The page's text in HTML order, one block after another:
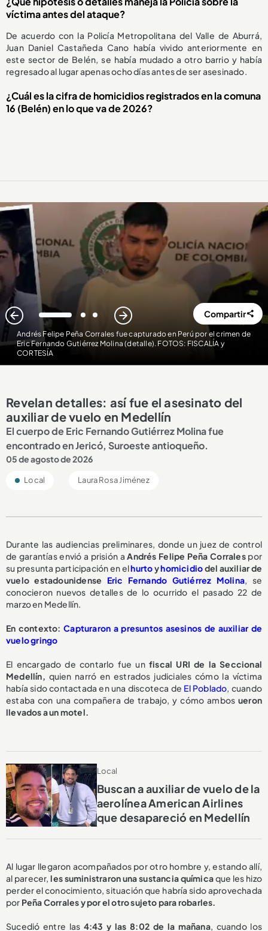
víctima antes del ataque?
De acuerdo con la Policía Metropolitana del Valle de Aburrá,
Juan Daniel Castañeda Cano había vivido anteriormente en
este sector de Belén, se había mudado a otro barrio y había
regresado al lugar apenas ocho días antes de ser asesinado.
¿Cuál es la cifra de homicidios registrados en la comuna
16 (Belén) en lo que va de 2026?
Andrés Felipe Peña Corrales fue capturado en Perú por el crimen de
Eric Fernando Gutiérrez Molina (detalle). FOTOS: FISCALÍA y
CORTESÍA
1 2 3 Compartir
Revelan detalles: así fue el asesinato del
auxiliar de vuelo en Medellín
El cuerpo de Eric Fernando Gutiérrez Molina fue
encontrado en Jericó, Suroeste antioqueño.
05 de agosto de 2026
Local Laura Rosa Jiménez
Durante las audiencias preliminares, donde un juez de control
de garantías envió a prisión aAndrés Felipe Peña Corralespor
su presunta participación en elhurtoyhomicidiodel auxiliar de
vuelo estadounidense Eric Fernando Gutiérrez Molina, se
conocieron nuevos detalles de lo ocurrido el pasado 22 de
marzo en Medellín.
En contexto: Capturaron a presuntos asesinos de auxiliar de
vuelo gringo
El encargado de contarlo fue unfiscal URI de la Seccional
Medellín, quien narró en estrados judiciales cómo la víctima
había sido contactada en una discoteca de El Poblado, cuando
estaba con una compañera de trabajo, y cómo ambos ueron
llevados a un motel.
Local
Buscan a auxiliar de vuelo de la
aerolínea American Airlines
que desapareció en Medellín
Al lugar llegaron acompañados por otro hombre y, estando allí,
al parecer,les suministraron una sustancia químicaque les hizo
perder el conocimiento, situación que habría sido aprovechada
por Peña Corrales y por el otro sujeto para robarles.
Sucedió entre las 4:43 y las 8:02 de la mañana, cuando los